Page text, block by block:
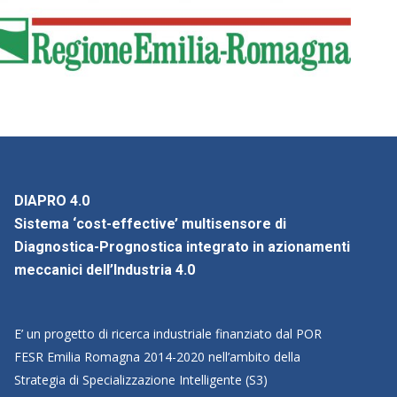
DIAPRO 4.0
Sistema ‘cost-effective’ multisensore di
Diagnostica-Prognostica integrato in azionamenti
meccanici dell’Industria 4.0
E’ un progetto di ricerca industriale finanziato dal POR
FESR Emilia Romagna 2014-2020 nell’ambito della
Strategia di Specializzazione Intelligente (S3)